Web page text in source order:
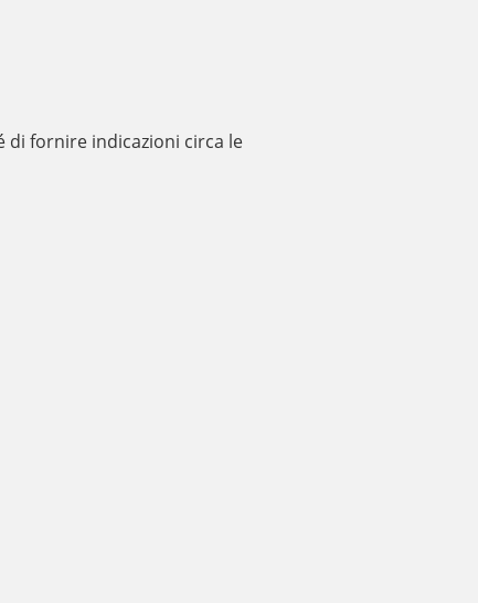
di fornire indicazioni circa le